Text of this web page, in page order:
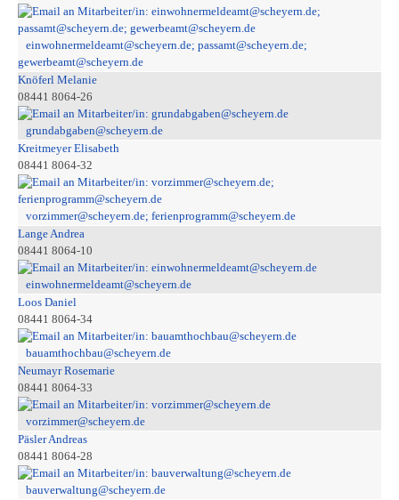
einwohnermeldeamt@scheyern.de; passamt@scheyern.de;
gewerbeamt@scheyern.de
Knöferl Melanie
08441 8064-26
grundabgaben@scheyern.de
Kreitmeyer Elisabeth
08441 8064-32
vorzimmer@scheyern.de; ferienprogramm@scheyern.de
Lange Andrea
08441 8064-10
einwohnermeldeamt@scheyern.de
Loos Daniel
08441 8064-34
bauamthochbau@scheyern.de
Neumayr Rosemarie
08441 8064-33
vorzimmer@scheyern.de
Päsler Andreas
08441 8064-28
bauverwaltung@scheyern.de